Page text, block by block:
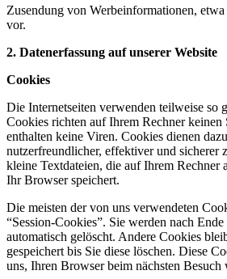
Zusendung von Werbeinformationen,
vor.
2. Datenerfassung auf unserer Website
Cookies
Die Internetseiten verwenden teilweise so
Cookies richten auf Ihrem Rechner keinen
enthalten keine Viren. Cookies dienen
nutzerfreundlicher, effektiver und sicherer
kleine Textdateien, die auf Ihrem Rechner
Ihr Browser speichert.
Die meisten der von uns verwendeten
“Session-Cookies”. Sie werden nach
automatisch gelöscht. Andere Cookies
gespeichert bis Sie diese löschen. Diese
uns, Ihren Browser beim nächsten Besuch